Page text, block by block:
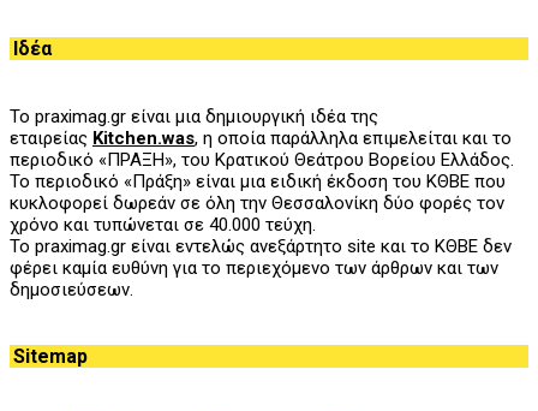
Ιδέα
Το praximag.gr είναι μια δημιουργική ιδέα της
εταιρείας Kitchen.was, η οποία παράλληλα επιμελείται και το
περιοδικό «ΠΡΑΞΗ», του Kρατικού Θεάτρου Βορείου Ελλάδος.
Το περιοδικό «Πράξη» είναι μια ειδική έκδοση του ΚΘΒΕ που
κυκλοφορεί δωρεάν σε όλη την Θεσσαλονίκη δύο φορές τον
χρόνο και τυπώνεται σε 40.000 τεύχη.
Το praximag.gr είναι εντελώς ανεξάρτητο site και το ΚΘΒΕ δεν
φέρει καμία ευθύνη για το περιεχόμενο των άρθρων και των
δημοσιεύσεων.
Sitemap